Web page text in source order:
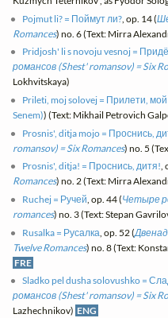
Pojmut li? = Поймут ли? , op. 14 (
Romances) no. 6 (Text: Mirra
Pridjosh' li s novoju vesnoj =
романсов (Shest' romansov) = Six
Lokhvitskaya)
Prileti, moj solovej = Прилети,
Senem)) (Text: Mikhail Petrovich
Prosnis', ditja mojo = Проснись,
romansov) = Six Romances) no. 5
Prosnis', ditja! = Проснись, дитя!,
Romances) no. 2 (Text: Mirra
Ruchej = Ручей , op. 44 (Четыре
romances) no. 3 (Text: Stepan
Rusalka = Русалка , op. 52 (
Twelve Romances) no. 8 (Text:
FRE
Sladko pel dusha solovushko =
романсов (Shest' romansov) = Six
Lazhechnikov) ENG